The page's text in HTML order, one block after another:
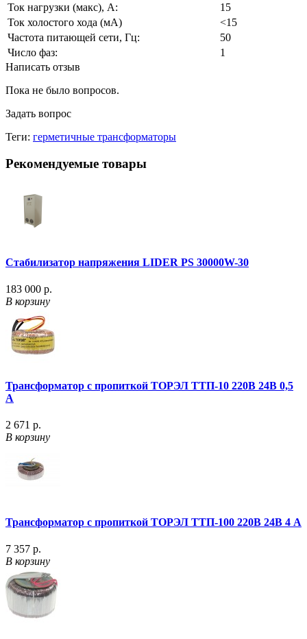
Ток нагрузки (макс), А:
15
Ток холостого хода (мА)
<15
Частота питающей сети, Гц:
50
Число фаз:
1
Написать отзыв
Пока не было вопросов.
Задать вопрос
Теги: герметичные трансформаторы
Рекомендуемые товары
Стабилизатор напряжения LIDER PS 30000W-30
183 000 р.
В корзину
Трансформатор с пропиткой ТОРЭЛ ТТП-10 220В 24В 0,5
А
2 671 р.
В корзину
Трансформатор с пропиткой ТОРЭЛ ТТП-100 220В 24В 4 А
7 357 р.
В корзину